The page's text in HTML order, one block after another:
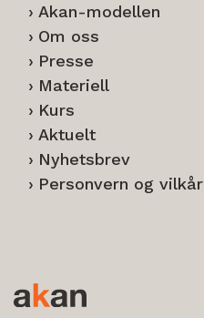
Akan-modellen
Om oss
Presse
Materiell
Kurs
Aktuelt
Nyhetsbrev
Personvern og vilkår